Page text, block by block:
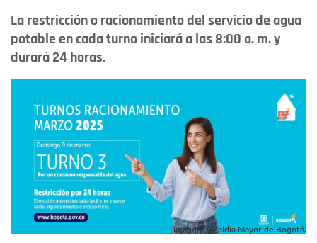
La restricción o racionamiento del servicio de agua
potable en cada turno iniciará a las 8:00 a. m. y
durará 24 horas.
Imagen: Alcaldía Mayor de Bogotá.